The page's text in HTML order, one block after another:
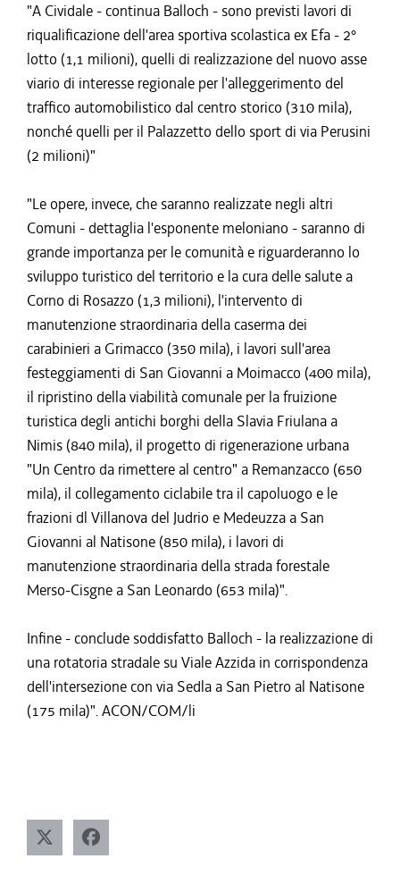
"A Cividale - continua Balloch - sono previsti lavori di
riqualificazione dell'area sportiva scolastica ex Efa - 2°
lotto (1,1 milioni), quelli di realizzazione del nuovo asse
viario di interesse regionale per l'alleggerimento del
traffico automobilistico dal centro storico (310 mila),
nonché quelli per il Palazzetto dello sport di via Perusini
(2 milioni)"
"Le opere, invece, che saranno realizzate negli altri
Comuni - dettaglia l'esponente meloniano - saranno di
grande importanza per le comunità e riguarderanno lo
sviluppo turistico del territorio e la cura delle salute a
Corno di Rosazzo (1,3 milioni), l'intervento di
manutenzione straordinaria della caserma dei
carabinieri a Grimacco (350 mila), i lavori sull'area
festeggiamenti di San Giovanni a Moimacco (400 mila),
il ripristino della viabilità comunale per la fruizione
turistica degli antichi borghi della Slavia Friulana a
Nimis (840 mila), il progetto di rigenerazione urbana
"Un Centro da rimettere al centro" a Remanzacco (650
mila), il collegamento ciclabile tra il capoluogo e le
frazioni dl Villanova del Judrio e Medeuzza a San
Giovanni al Natisone (850 mila), i lavori di
manutenzione straordinaria della strada forestale
Merso-Cisgne a San Leonardo (653 mila)".
Infine - conclude soddisfatto Balloch - la realizzazione di
una rotatoria stradale su Viale Azzida in corrispondenza
dell'intersezione con via Sedla a San Pietro al Natisone
(175 mila)". ACON/COM/li